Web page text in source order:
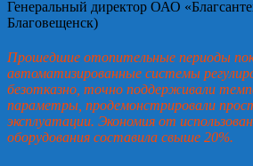
Генеральный директор ОАО
Благовещенск)
Прошедшие отопительные периоды
автоматизированные системы
безотказно, точно поддерживали
параметры, продемонстрировали
эксплуатации. Экономия от
оборудования составила свыше 20%.